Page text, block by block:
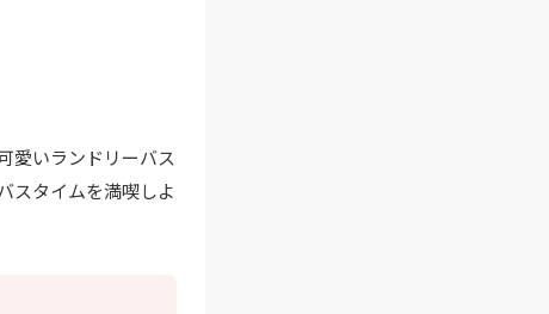
愛いランドリーバス
スタイムを満喫しよ